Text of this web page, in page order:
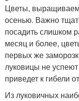
Цветы,
осенью. Важно
посадить слишком
месяц и более,
первых же
луковицы не
приведет к гибели
Из луковичных